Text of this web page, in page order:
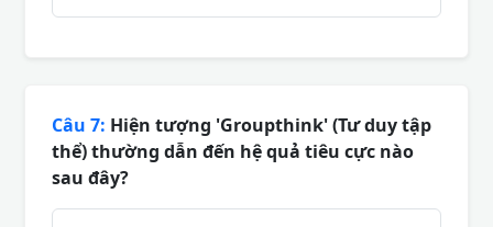
Câu 7: Hiện tượng 'Groupthink' (Tư duy tập
thể) thường dẫn đến hệ quả tiêu cực nào
sau đây?